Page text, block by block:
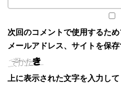
次回のコメントで使用するため
メールアドレス、サイトを保存
上に表示された文字を入力して